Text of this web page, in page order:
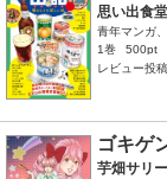
思い出食
青年マンガ
1巻
500pt
レビュー投
ゴキゲ
芋畑サリ